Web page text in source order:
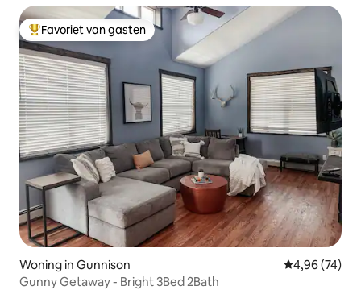
Topfavoriet van gasten
Favoriet van gasten
Woning in Gunnison Gemiddelde
4,96 (74)
Gunny Getaway - Bright 3Bed 2Bath